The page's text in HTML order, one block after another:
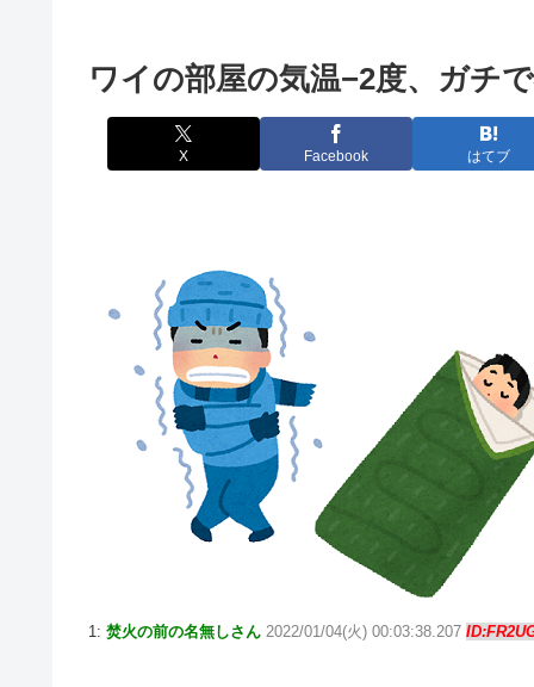
ワイの部屋の気温−2度、ガチ
X Facebook はてブ
1: 焚火の前の名無しさん 2022/01/04(火) 00:03:38.207